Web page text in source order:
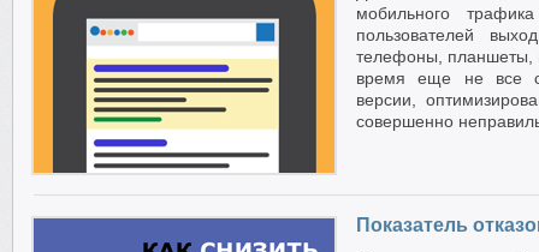
мобильного
пользователей
телефоны, планшеты,
время еще не все
версии,
совершенно
Показатель